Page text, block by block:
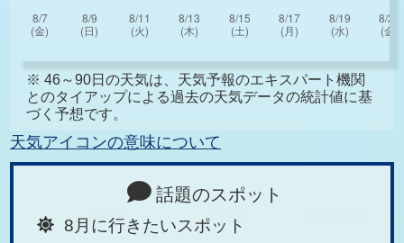
※ 46～90日の天気は、天気予報のエキスパート機関
とのタイアップによる過去の天気データの統計値に基
づく予想です。
天気アイコンの意味について
話題のスポット
8月に行きたいスポット